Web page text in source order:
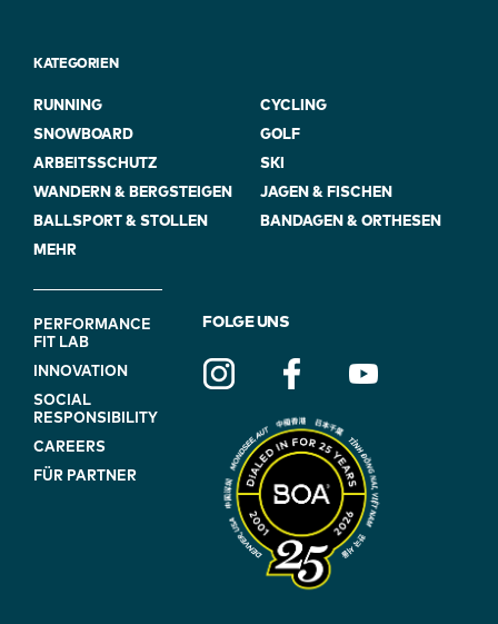
KATEGORIEN
RUNNING
CYCLING
SNOWBOARD
GOLF
ARBEITSSCHUTZ
SKI
WANDERN & BERGSTEIGEN
JAGEN & FISCHEN
BALLSPORT & STOLLEN
BANDAGEN & ORTHESEN
MEHR
FOOTER
NAVIGATION
(ON
BLUE)
PERFORMANCE
FIT LAB
INNOVATION
SOCIAL
RESPONSIBILITY
CAREERS
FÜR PARTNER
FOLGE UNS